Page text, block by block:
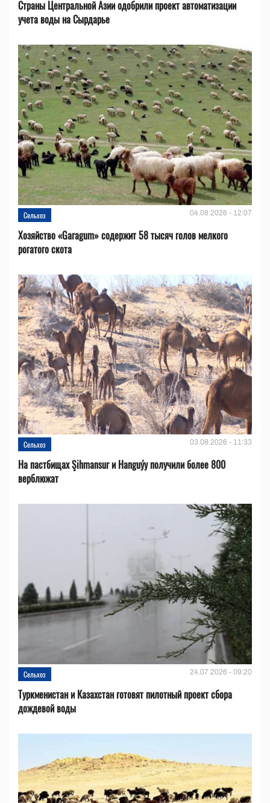
Страны Центральной Азии одобрили проект автоматизации
учета воды на Сырдарье
Сельхоз 04.08.2026 - 12:07
Хозяйство «Garagum» содержит 58 тысяч голов мелкого
рогатого скота
Сельхоз 03.08.2026 - 11:33
На пастбищах Şihmansur и Hanguýy получили более 800
верблюжат
Сельхоз 24.07.2026 - 09:20
Туркменистан и Казахстан готовят пилотный проект сбора
дождевой воды